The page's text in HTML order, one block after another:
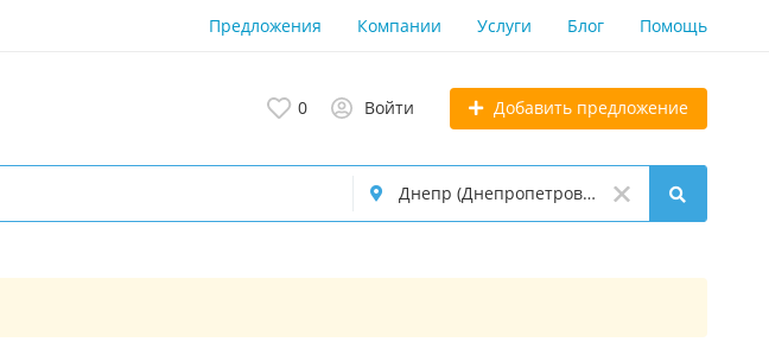
Предложения Компании Услуги Блог Помощь
0 Войти Добавить предложение